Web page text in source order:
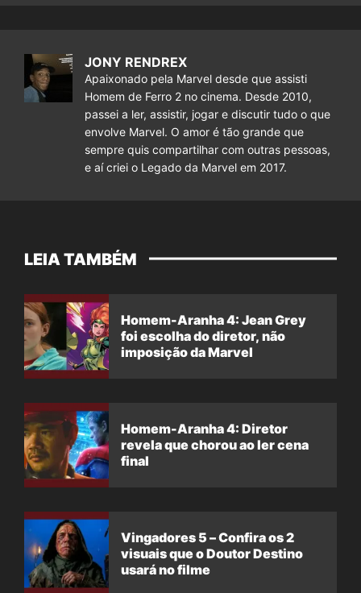
JONY RENDREX
Apaixonado pela Marvel desde que assisti
Homem de Ferro 2 no cinema. Desde 2010,
passei a ler, assistir, jogar e discutir tudo o que
envolve Marvel. O amor é tão grande que
sempre quis compartilhar com outras pessoas,
e aí criei o Legado da Marvel em 2017.
LEIA TAMBÉM
Homem-Aranha 4: Jean Grey
foi escolha do diretor, não
imposição da Marvel
Homem-Aranha 4: Diretor
revela que chorou ao ler cena
final
Vingadores 5 – Confira os 2
visuais que o Doutor Destino
usará no filme